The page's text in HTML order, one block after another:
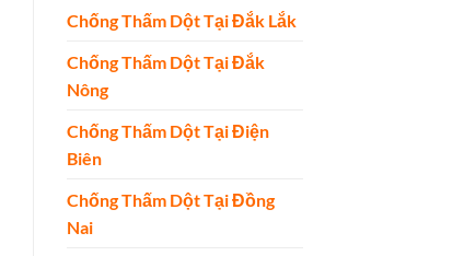
Chống Thấm Dột Tại Đắk Lắk
Chống Thấm Dột Tại Đắk
Nông
Chống Thấm Dột Tại Điện
Biên
Chống Thấm Dột Tại Đồng
Nai